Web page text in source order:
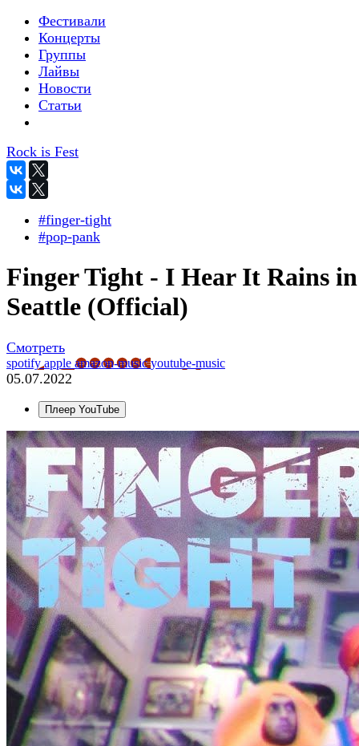
Фестивали
Концерты
Группы
Лайвы
Новости
Статьи
Rock is Fest
#finger-tight
#pop-pank
Finger Tight - I Hear It Rains in
Seattle (Official)
Смотреть
spotifyapple amazon-musicyoutube-music
05.07.2022
Плеер YouTube